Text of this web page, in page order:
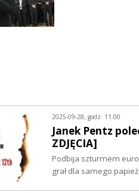
2025-09-28, godz. 11:00
Janek Pentz
ZDJĘCIA]
Podbija szturmem
grał dla samego